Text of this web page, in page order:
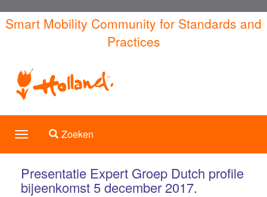
Overslaan
en
inhoud
gaan
Smart Mobility Community for Standards and
Practices
ToggleToggle search
Zoeken
Presentatie Expert Groep Dutch profile
bijeenkomst 5 december 2017.